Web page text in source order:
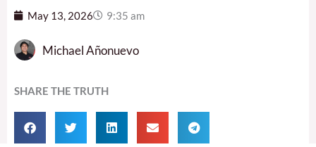
May 13, 2026 9:35 am
Michael Añonuevo
SHARE THE TRUTH